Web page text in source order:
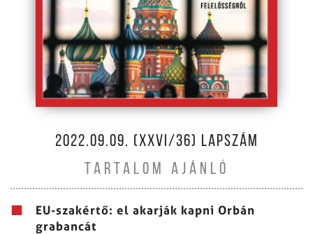
2022.09.09. (XXVI/36) LAPSZÁM
TARTALOM AJÁNLÓ
EU-szakértő: el akarják kapni Orbán
grabancát